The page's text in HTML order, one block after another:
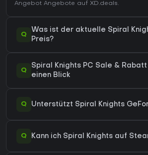
Angebot Angebote auf XD.deals.
Q
Was ist der aktuelle Spiral
Preis?
Q
Spiral Knights PC Sale &
einen Blick
Q Unterstützt Spiral Knights
Q Kann ich Spiral Knights auf